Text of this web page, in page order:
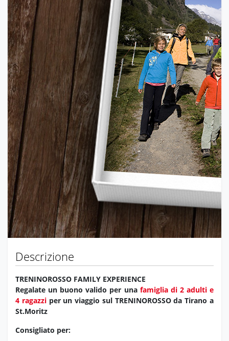
Descrizione
TRENINOROSSO FAMILY EXPERIENCE
Regalate un buono valido per una famiglia di 2 adulti e
4 ragazziper un viaggio sul TRENINOROSSO da Tirano a
St.Moritz
Consigliato per: